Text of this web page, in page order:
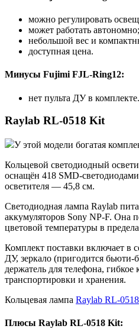
можно регулировать
может работать автономно;
небольшой вес и
доступная цена.
Минусы Fujimi FJL-Ring12:
нет пульта ДУ в комплекте.
Raylab RL-0518 Kit
У этой модели богатая
Кольцевой светодиодный
оснащён 418 SMD-
осветителя — 45,8 см.
Светодиодная лампа Raylab
аккумуляторов Sony NP-F. Она
цветовой температуры в
Комплект поставки включает в
ДУ, зеркало (пригодится бьюти-
держатель для телефона, гибкое
транспортировки и хранения.
Кольцевая лампа Raylab RL-
Плюсы Raylab RL-0518 Kit: